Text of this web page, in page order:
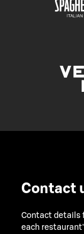
Contact
Contact details
each